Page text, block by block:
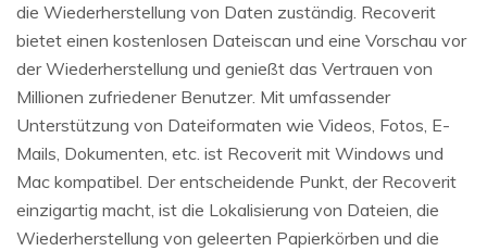
die Wiederherstellung von Daten zuständig. Recoverit
bietet einen kostenlosen Dateiscan und eine Vorschau vor
der Wiederherstellung und genießt das Vertrauen von
Millionen zufriedener Benutzer. Mit umfassender
Unterstützung von Dateiformaten wie Videos, Fotos, E-
Mails, Dokumenten, etc. ist Recoverit mit Windows und
Mac kompatibel. Der entscheidende Punkt, der Recoverit
einzigartig macht, ist die Lokalisierung von Dateien, die
Wiederherstellung von geleerten Papierkörben und die